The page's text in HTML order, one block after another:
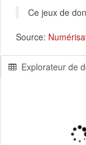
Ce jeux de
Source:
Explorateur de